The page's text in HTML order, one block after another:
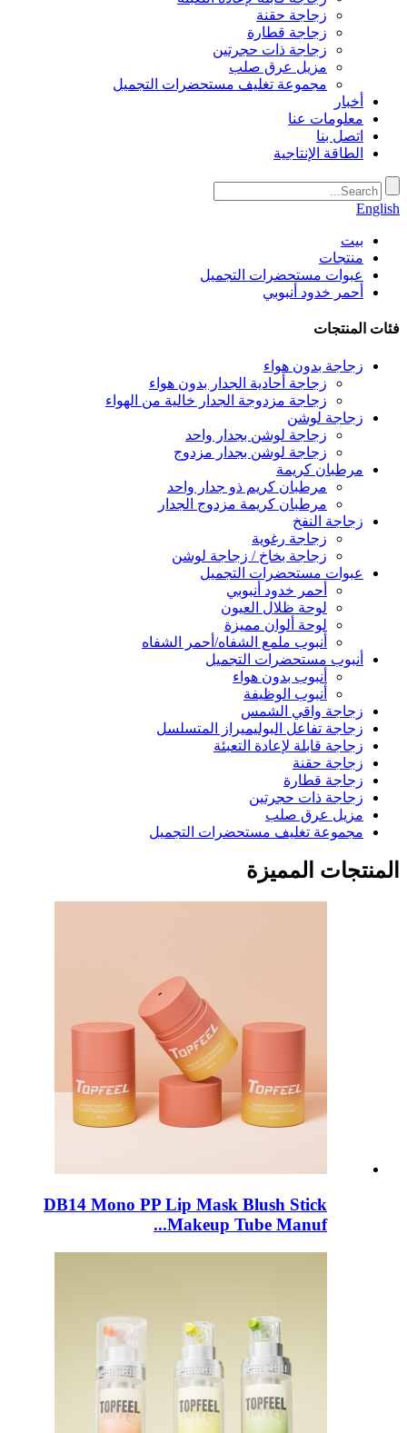
زجاجة حقنة
زجاجة قطارة
زجاجة ذات حجرتين
مزيل عرق صلب
مجموعة تغليف مستحضرات التجميل
أخبار
معلومات عنا
اتصل بنا
الطاقة الإنتاجية
English
بيت
منتجات
عبوات مستحضرات التجميل
أحمر خدود أنبوبي
فئات المنتجات
زجاجة بدون هواء
زجاجة أحادية الجدار بدون هواء
زجاجة مزدوجة الجدار خالية من الهواء
زجاجة لوشن
زجاجة لوشن بجدار واحد
زجاجة لوشن بجدار مزدوج
مرطبان كريمة
مرطبان كريم ذو جدار واحد
مرطبان كريمة مزدوج الجدار
زجاجة النفخ
زجاجة رغوية
زجاجة بخاخ / زجاجة لوشن
عبوات مستحضرات التجميل
أحمر خدود أنبوبي
لوحة ظلال العيون
لوحة ألوان مميزة
أنبوب ملمع الشفاه/أحمر الشفاه
أنبوب مستحضرات التجميل
أنبوب بدون هواء
أنبوب الوظيفة
زجاجة واقي الشمس
زجاجة تفاعل البوليميراز المتسلسل
زجاجة قابلة لإعادة التعبئة
زجاجة حقنة
زجاجة قطارة
زجاجة ذات حجرتين
مزيل عرق صلب
مجموعة تغليف مستحضرات التجميل
المنتجات المميزة
DB14 Mono PP Lip Mask Blush Stick
Makeup Tube Manuf...